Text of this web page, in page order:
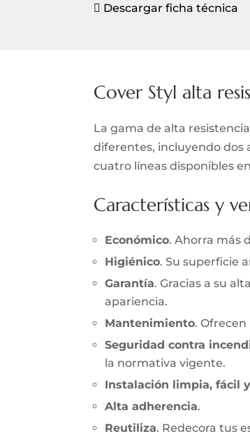
 Descargar ficha técnica
Cover Styl alta
La gama de alta
diferentes, incluyendo dos
cuatro líneas disponibles
Características y
Económico. Ahorra más
Higiénico. Su superficie
Garantía. Gracias a su
apariencia.
Mantenimiento.
Seguridad contra
la normativa vigente.
Instalación limpia, fácil
Alta adherencia.
Reutiliza. Redecora tus